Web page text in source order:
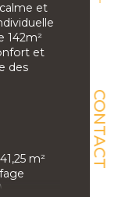
CONTACT
et
142m²
et
des
m²